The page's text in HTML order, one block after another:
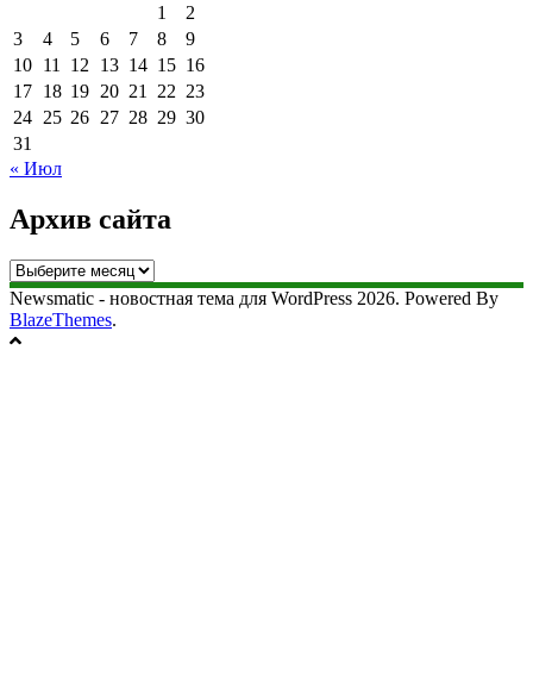
1
2
3
4 5 6 7 8
9
10 11 12 13 14 15 16
17 18 19 20 21 22 23
24 25 26 27 28 29 30
31
« Июл
Архив сайта
Архив
сайта
Newsmatic - новостная тема для WordPress 2026. Powered By
BlazeThemes.